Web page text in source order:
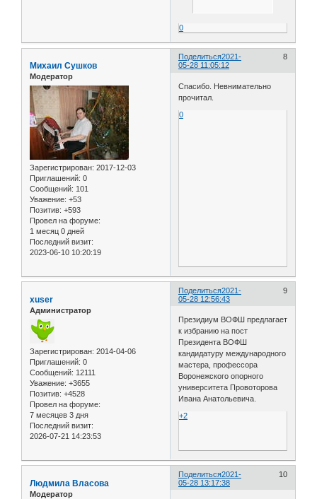
0
Поделиться 8
2021-
05-28 11:05:12
Михаил Сушков
Модератор
Зарегистрирован: 2017-12-03
Приглашений: 0
Сообщений: 101
Уважение: +53
Позитив: +593
Провел на форуме:
1 месяц 0 дней
Последний визит:
2023-06-10 10:20:19
Спасибо. Невнимательно
прочитал.
0
Поделиться 9
2021-
05-28 12:56:43
xuser
Администратор
Зарегистрирован: 2014-04-06
Приглашений: 0
Сообщений: 12111
Уважение: +3655
Позитив: +4528
Провел на форуме:
7 месяцев 3 дня
Последний визит:
2026-07-21 14:23:53
Президиум ВОФШ предлагает
к избранию на пост
Президента ВОФШ
кандидатуру международного
мастера, профессора
Воронежского опорного
университета Провоторова
Ивана Анатольевича.
+2
Поделиться 10
2021-
05-28 13:17:38
Людмила Власова
Модератор